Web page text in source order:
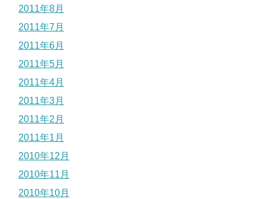
2011年8月
2011年7月
2011年6月
2011年5月
2011年4月
2011年3月
2011年2月
2011年1月
2010年12月
2010年11月
2010年10月